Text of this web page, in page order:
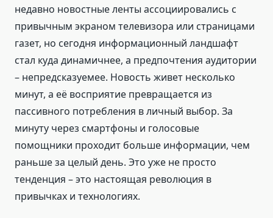
недавно новостные ленты ассоциировались с
привычным экраном телевизора или страницами
газет, но сегодня информационный ландшафт
стал куда динамичнее, а предпочтения аудитории
– непредсказуемее. Новость живет несколько
минут, а её восприятие превращается из
пассивного потребления в личный выбор. За
минуту через смартфоны и голосовые
помощники проходит больше информации, чем
раньше за целый день. Это уже не просто
тенденция – это настоящая революция в
привычках и технологиях.